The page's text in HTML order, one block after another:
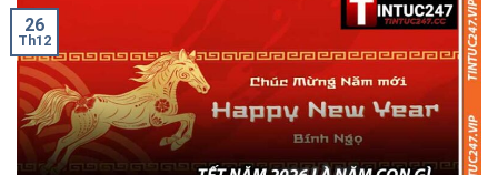
26
Th12